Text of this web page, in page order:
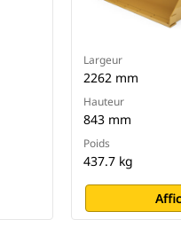
Largeur
2262 mm
Hauteur
843 mm
Poids
437.7 kg